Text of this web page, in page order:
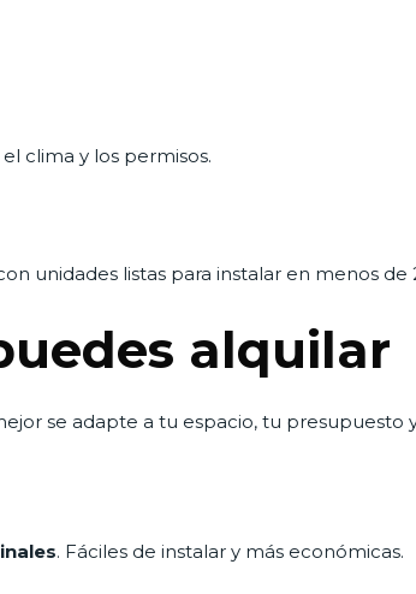
el clima y los permisos.
unidades listas para instalar en menos de
alquilar
se adapte a tu espacio, tu presupuesto
. Fáciles de instalar y más económicas.